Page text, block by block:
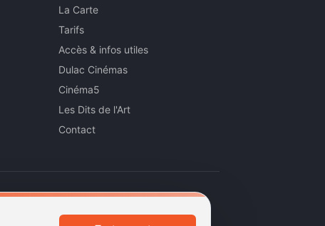
La Carte
Tarifs
Accès & infos utiles
Dulac Cinémas
Cinéma5
Les Dits de l'Art
Contact